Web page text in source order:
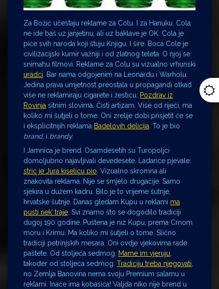
Za Božić učestaju reklame za Colu. I za Hanuku. Cola
ne ide baš uz janjetinu, ali uz baklave je OK. Cola je
piće svih naroda koji štuju Knjigu. I šire. Boca Cole je
civilizacijski kumir važniji i od zlatnog teleta. O njoj se
snimahu filmovi. Reklame za Colu su vizualno vrhunski
uradci. Bar nama odgojenim na Leonardu i Warholu.
Jedina prava umjetnost preostala u propagandi otkad
više ne reklamiraju cigarete i žesticu. Pozdrav iz
Rovinja sitnim slovima. Čisti artizam. Više od riječi, ma
koliko mi šutjeli o tome. Oni zrelije dobi prisjetit će se
i eksplicitnijih reklama Badelovih delicija. To je bio
brand, i brandy.
I Jamnica je brend. Osamdesetih su Turopoljci
domoljubno najavljivali devedesete. Ladarice pjevale:
stric je Jura kiselicu pio. Vizualno skromna ali
znakovita reklama. Nije se smjelo drugačije. Samo
sjekira u dužem kadru. Bilo je to vrijeme šutnje,
hrvatske šutnje. Danas gledam Kupu u reklami ma
pusti nek’ traje. Svi znamo što se dogodilo tradiciji
dugoj 190 godine. Puštena je niz Kupu, prema Crnom
moru i Krimu. Ma koliko mi šutjeli o tome. Slično
tradiciji petrinjskih mesara. Oni ovdje vjekovima rade
paštete. Od stoljeća sedmog. Mame im vjeruju,
također od stoljeća sedmog. Tradiciju treba njegovati,
no Zemlja Banovina nema svoju Premium salamu u
reklami. Inače ima kobasica! Valjda niko nije brend u